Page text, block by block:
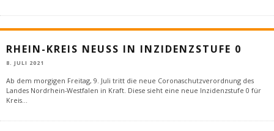
RHEIN-KREIS NEUSS IN INZIDENZSTUFE 0
8. JULI 2021
Ab dem morgigen Freitag, 9. Juli tritt die neue Coronaschutzverordnung des
Landes Nordrhein-Westfalen in Kraft. Diese sieht eine neue Inzidenzstufe 0 für
Kreis...